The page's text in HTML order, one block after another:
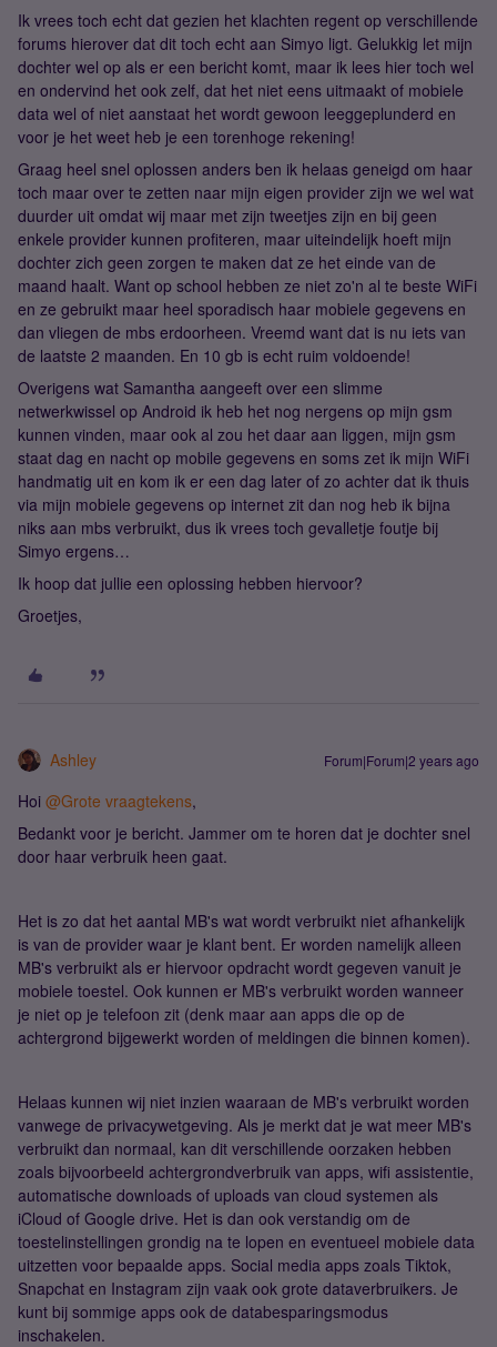
Ik vrees toch echt dat gezien het klachten regent op verschillende
forums hierover dat dit toch echt aan Simyo ligt. Gelukkig let mijn
dochter wel op als er een bericht komt, maar ik lees hier toch wel
en ondervind het ook zelf, dat het niet eens uitmaakt of mobiele
data wel of niet aanstaat het wordt gewoon leeggeplunderd en
voor je het weet heb je een torenhoge rekening!
Graag heel snel oplossen anders ben ik helaas geneigd om haar
toch maar over te zetten naar mijn eigen provider zijn we wel wat
duurder uit omdat wij maar met zijn tweetjes zijn en bij geen
enkele provider kunnen profiteren, maar uiteindelijk hoeft mijn
dochter zich geen zorgen te maken dat ze het einde van de
maand haalt. Want op school hebben ze niet zo'n al te beste WiFi
en ze gebruikt maar heel sporadisch haar mobiele gegevens en
dan vliegen de mbs erdoorheen. Vreemd want dat is nu iets van
de laatste 2 maanden. En 10 gb is echt ruim voldoende!
Overigens wat Samantha aangeeft over een slimme
netwerkwissel op Android ik heb het nog nergens op mijn gsm
kunnen vinden, maar ook al zou het daar aan liggen, mijn gsm
staat dag en nacht op mobile gegevens en soms zet ik mijn WiFi
handmatig uit en kom ik er een dag later of zo achter dat ik thuis
via mijn mobiele gegevens op internet zit dan nog heb ik bijna
niks aan mbs verbruikt, dus ik vrees toch gevalletje foutje bij
Simyo ergens…
Ik hoop dat jullie een oplossing hebben hiervoor?
Groetjes,
Ashley Forum|Forum|2 years ago
Hoi @Grote vraagtekens,
Bedankt voor je bericht. Jammer om te horen dat je dochter snel
door haar verbruik heen gaat.
Het is zo dat het aantal MB's wat wordt verbruikt niet afhankelijk
is van de provider waar je klant bent. Er worden namelijk alleen
MB's verbruikt als er hiervoor opdracht wordt gegeven vanuit je
mobiele toestel. Ook kunnen er MB's verbruikt worden wanneer
je niet op je telefoon zit (denk maar aan apps die op de
achtergrond bijgewerkt worden of meldingen die binnen komen).
Helaas kunnen wij niet inzien waaraan de MB's verbruikt worden
vanwege de privacywetgeving. Als je merkt dat je wat meer MB's
verbruikt dan normaal, kan dit verschillende oorzaken hebben
zoals bijvoorbeeld achtergrondverbruik van apps, wifi assistentie,
automatische downloads of uploads van cloud systemen als
iCloud of Google drive. Het is dan ook verstandig om de
toestelinstellingen grondig na te lopen en eventueel mobiele data
uitzetten voor bepaalde apps. Social media apps zoals Tiktok,
Snapchat en Instagram zijn vaak ook grote dataverbruikers. Je
kunt bij sommige apps ook de databesparingsmodus
inschakelen.